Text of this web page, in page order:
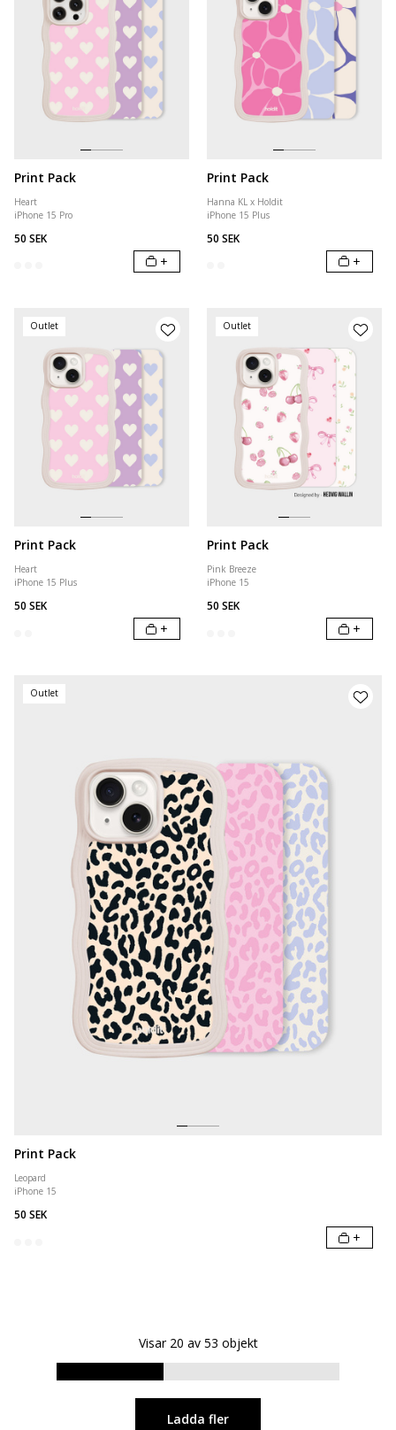
Print Pack
Heart
iPhone 15 Pro
50 SEK
+
Print Pack
Hanna KL x Holdit
iPhone 15 Plus
50 SEK
+
Outlet
Print Pack
Heart
iPhone 15 Plus
50 SEK
+
Outlet
Print Pack
Pink Breeze
iPhone 15
50 SEK
+
Outlet
Print Pack
Leopard
iPhone 15
50 SEK
+
Visar 20 av 53 objekt
Ladda fler